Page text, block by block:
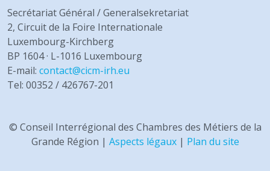
Secrétariat Général / Generalsekretariat
2, Circuit de la Foire Internationale
Luxembourg-Kirchberg
BP 1604 · L-1016 Luxembourg
E-mail: contact@cicm-irh.eu
Tel: 00352 / 426767-201
© Conseil Interrégional des Chambres des Métiers de la
Grande Région | Aspects légaux| Plan du site